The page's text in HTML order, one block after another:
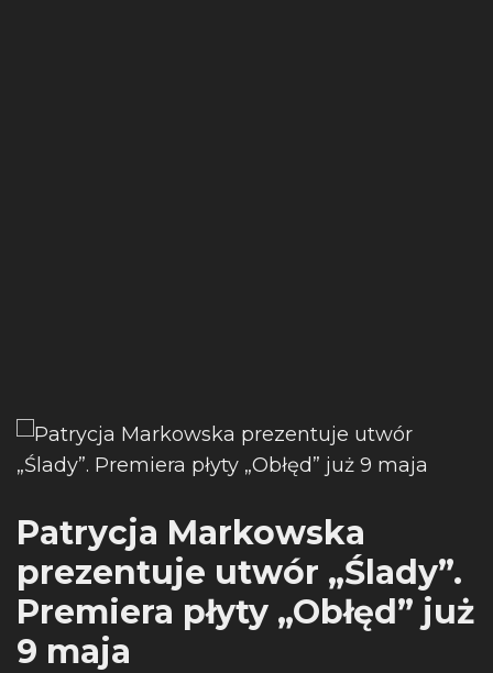
Patrycja Markowska
prezentuje utwór „Ślady”.
Premiera płyty „Obłęd” już
9 maja